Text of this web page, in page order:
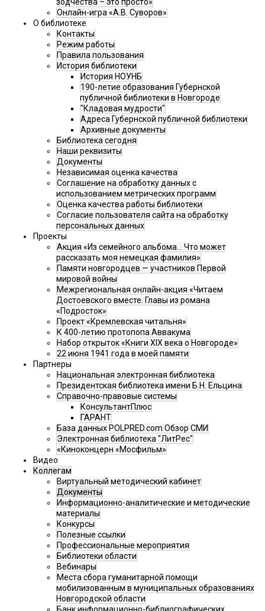
зодчества – это просто»
Онлайн-игра «А.В. Суворов»
О библиотеке
Контакты
Режим работы
Правила пользования
История библиотеки
История НОУНБ
190-летие образования Губернской
публичной библиотеки в Новгороде
"Кладовая мудрости"
Адреса Губернской публичной библиотеки
Архивные документы
Библиотека сегодня
Наши реквизиты
Документы
Независимая оценка качества
Соглашение на обработку данных с
использованием метрических программ
Оценка качества работы библиотеки
Согласие пользователя сайта на обработку
персональных данных
Проекты
Акция «Из семейного альбома... Что может
рассказать моя немецкая фамилия»
Памяти новгородцев — участников Первой
мировой войны
Межрегиональная онлайн-акция «Читаем
Достоевского вместе. Главы из романа
«Подросток»
Проект «Кремлевская читальня»
К 400-летию протопопа Аввакума
Набор открыток «Книги XIX века о Новгороде»
22 июня 1941 года в моей памяти
Партнеры
Национальная электронная библиотека
Президентская библиотека имени Б.Н. Ельцина
Справочно-правовые системы
КонсультантПлюс
ГАРАНТ
База данных POLPRED.com Обзор СМИ
Электронная библиотека "ЛитРес"
«Киноконцерн «Мосфильм»
Видео
Коллегам
Виртуальный методический кабинет
Документы
Информационно-аналитические и методические
материалы
Конкурсы
Полезные ссылки
Профессиональные мероприятия
Библиотеки области
Вебинары
Места сбора гуманитарной помощи
мобилизованным в муниципальных образованиях
Новгородской области